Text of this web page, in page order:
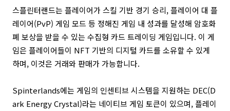
스플린터랜드는 플레이어가 스킬 기반 경기 승리, 플레이어 대 플
레이어(PvP) 게임 모드 등 정해진 게임 내 성과를 달성해 암호화
폐 보상을 받을 수 있는 수집형 카드 트레이딩 게임입니다. 이 게
임은 플레이어들이 NFT 기반의 디지털 카드를 소유할 수 있게
하며, 이것은 거래와 판매가 가능합니다.
Spinterlands에는 게임의 인센티브 시스템을 지원하는 DEC(D
ark Energy Crystal)라는 네이티브 게임 토큰이 있으며, 플레이